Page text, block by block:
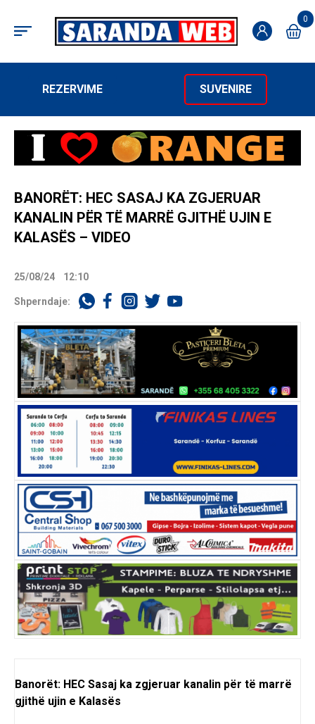
0
REZERVIME SUVENIRE
BANORËT: HEC SASAJ KA ZGJERUAR
KANALIN PËR TË MARRË GJITHË UJIN E
KALASËS – VIDEO
25/08/24 12:10
Shperndaje:
Banorët: HEC Sasaj ka zgjeruar kanalin për të marrë
gjithë ujin e Kalasës